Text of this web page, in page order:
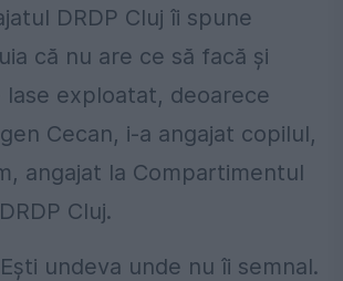
DRDP Cluj îi spune
că nu are ce să facă și
lase exploatat, deoarece
Cecan, i-a angajat copilul,
angajat la Compartimentul
Cluj.
undeva unde nu îi semnal.